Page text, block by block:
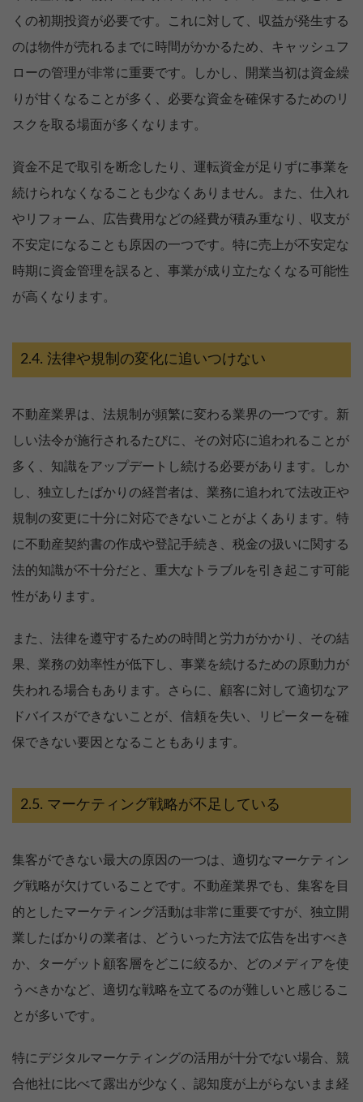
くの初期投資が必要です。これに対して、収益が発生する
のは物件が売れるまでに時間がかかるため、キャッシュフ
ローの管理が非常に重要です。しかし、開業当初は資金繰
りが甘くなることが多く、必要な資金を確保するためのリ
スクを取る場面が多くなります。
資金不足で取引を断念したり、運転資金が足りずに事業を
続けられなくなることも少なくありません。また、仕入れ
やリフォーム、広告費用などの経費が積み重なり、収支が
不安定になることも原因の一つです。特に売上が不安定な
時期に資金管理を誤ると、事業が成り立たなくなる可能性
が高くなります。
法律や規制の変化に追いつけない
不動産業界は、法規制が頻繁に変わる業界の一つです。新
しい法令が施行されるたびに、その対応に追われることが
多く、知識をアップデートし続ける必要があります。しか
し、独立したばかりの経営者は、業務に追われて法改正や
規制の変更に十分に対応できないことがよくあります。特
に不動産契約書の作成や登記手続き、税金の扱いに関する
法的知識が不十分だと、重大なトラブルを引き起こす可能
性があります。
また、法律を遵守するための時間と労力がかかり、その結
果、業務の効率性が低下し、事業を続けるための原動力が
失われる場合もあります。さらに、顧客に対して適切なア
ドバイスができないことが、信頼を失い、リピーターを確
保できない要因となることもあります。
マーケティング戦略が不足している
集客ができない最大の原因の一つは、適切なマーケティン
グ戦略が欠けていることです。不動産業界でも、集客を目
的としたマーケティング活動は非常に重要ですが、独立開
業したばかりの業者は、どういった方法で広告を出すべき
か、ターゲット顧客層をどこに絞るか、どのメディアを使
うべきかなど、適切な戦略を立てるのが難しいと感じるこ
とが多いです。
特にデジタルマーケティングの活用が十分でない場合、競
合他社に比べて露出が少なく、認知度が上がらないまま経